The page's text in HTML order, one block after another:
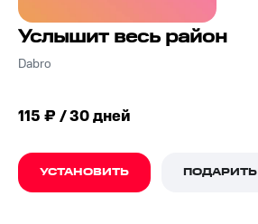
Услышит весь район
Dabro
115 ₽ / 30 дней
УСТАНОВИТЬ ПОДАРИТЬ